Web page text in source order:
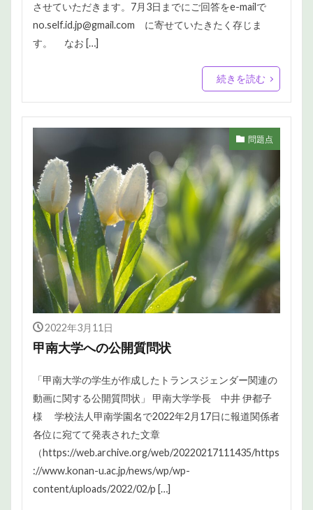
させていただきます。7月3日までにご回答をe-mailで
no.self.id.jp@gmail.com に寄せていたきたく存じま
す。 なお […]
続きを読む
問題点
2022年3月11日
甲南大学への公開質問状
「甲南大学の学生が作成したトランスジェンダー関連の
動画に関する公開質問状」 甲南大学学長 中井 伊都子
様 学校法人甲南学園名で2022年2月17日に報道関係者
各位に宛てて発表された文章
（https://web.archive.org/web/20220217111435/https
://www.konan-u.ac.jp/news/wp/wp-
content/uploads/2022/02/p […]